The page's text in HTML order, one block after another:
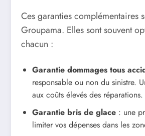
Ces garanties complémentaires
Groupama. Elles sont souvent
chacun :
Garantie dommages tous
responsable ou non du sinistre.
aux coûts élevés des réparations.
Garantie bris de glace : une
limiter vos dépenses dans les